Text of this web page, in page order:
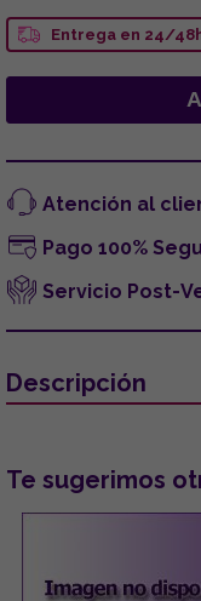
Entrega en 24/
Atención al
Pago 100%
Servicio Post-
Descripción
Te sugerimos